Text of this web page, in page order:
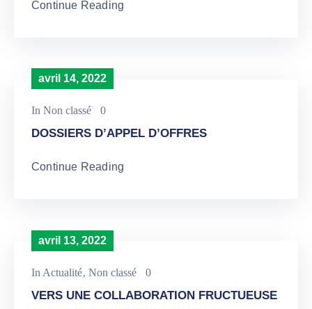
Continue Reading
avril 14, 2022
In Non classé 0
DOSSIERS D’APPEL D’OFFRES
Continue Reading
avril 13, 2022
In Actualité‚ Non classé 0
VERS UNE COLLABORATION FRUCTUEUSE